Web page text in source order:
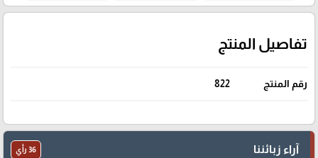
تفاصيل المنتج
رقم المنتج 822
آراء زبائننا 36 رأي